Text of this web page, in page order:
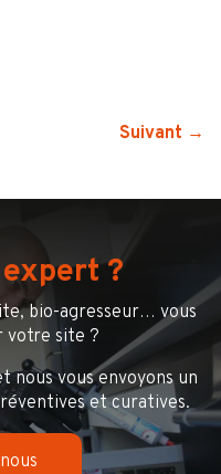
Suivant →
?
bio-agresseur… vous
votre site ?
nous vous envoyons un
et curatives.